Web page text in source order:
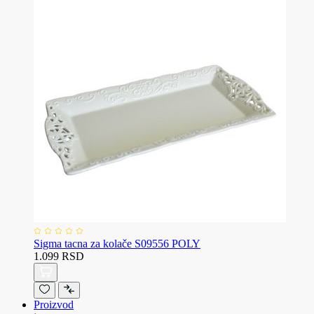
Sigma tacna za kolače S09556 POLY
1.099 RSD
Proizvod